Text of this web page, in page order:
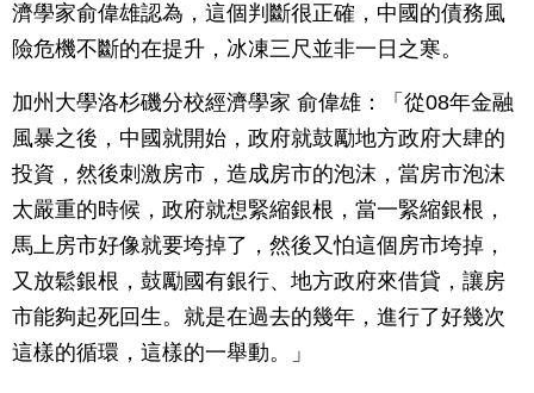
濟學家俞偉雄認為，這個判斷很正確，中國的債務風
險危機不斷的在提升，冰凍三尺並非一日之寒。
加州大學洛杉磯分校經濟學家 俞偉雄：「從08年金融
風暴之後，中國就開始，政府就鼓勵地方政府大肆的
投資，然後刺激房市，造成房市的泡沫，當房市泡沫
太嚴重的時候，政府就想緊縮銀根，當一緊縮銀根，
馬上房市好像就要垮掉了，然後又怕這個房市垮掉，
又放鬆銀根，鼓勵國有銀行、地方政府來借貸，讓房
市能夠起死回生。就是在過去的幾年，進行了好幾次
這樣的循環，這樣的一舉動。」